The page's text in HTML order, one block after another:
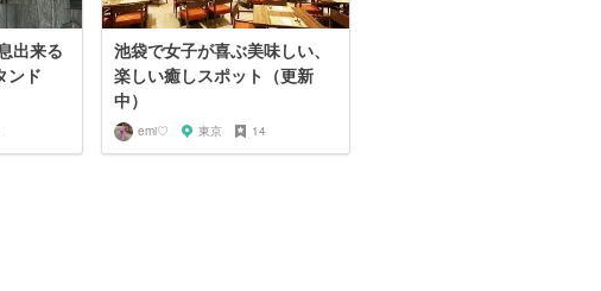
出来る
ンド
池袋で女子が喜ぶ美味しい、
楽しい癒しスポット（更新
中）
emi♡ 東京 14